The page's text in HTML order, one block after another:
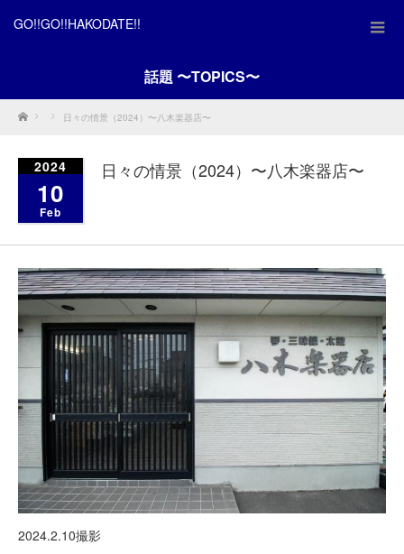
GO!!GO!!HAKODATE!!
話題 〜TOPICS〜
Home 日々の情景（2024）〜八木楽器店〜
2024
10
Feb
日々の情景（2024）〜八木楽器店〜
2024.2.10撮影